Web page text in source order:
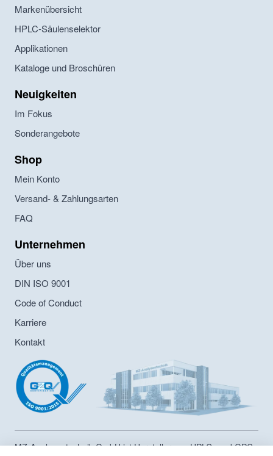
Markenübersicht
HPLC-Säulenselektor
Applikationen
Kataloge und Broschüren
Neuigkeiten
Im Fokus
Sonderangebote
Shop
Mein Konto
Versand- & Zahlungsarten
FAQ
Unternehmen
Über uns
DIN ISO 9001
Code of Conduct
Karriere
Kontakt
MZ-Analysentechnik GmbH ist Hersteller von HPLC- und GPC-